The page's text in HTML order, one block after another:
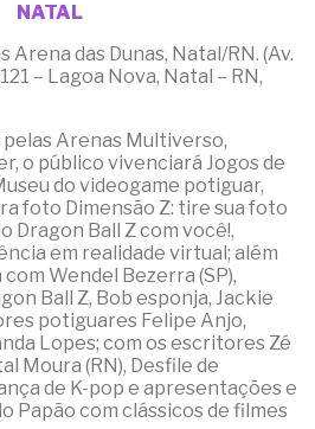
NATAL
Arena das Dunas, Natal/RN. (Av.
– Lagoa Nova, Natal – RN,
pelas Arenas Multiverso,
o público vivenciará Jogos de
do videogame potiguar,
foto Dimensão Z: tire sua foto
Dragon Ball Z com você!,
em realidade virtual; além
Wendel Bezerra (SP),
Ball Z, Bob esponja, Jackie
potiguares Felipe Anjo,
Lopes; com os escritores Zé
Moura (RN), Desfile de
de K-pop e apresentações e
Papão com clássicos de filmes